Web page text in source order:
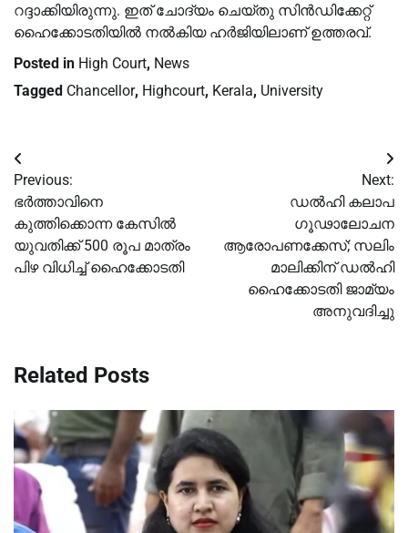
റദ്ദാക്കിയിരുന്നു. ഇത് ചോദ്യം ചെയ്തു സിൻഡിക്കേറ്റ്
ഹൈക്കോടതിയിൽ നൽകിയ ഹർജിയിലാണ് ഉത്തരവ്.
Posted in High Court, News
Tagged Chancellor, Highcourt, Kerala, University
Post
navigation
Previous:
ഭര്‍ത്താവിനെ
കുത്തിക്കൊന്ന കേസില്‍
യുവതിക്ക് 500 രൂപ മാത്രം
പിഴ വിധിച്ച് ഹൈക്കോടതി
Next:
ഡല്‍ഹി കലാപ
ഗൂഢാലോചന
ആരോപണക്കേസ്; സലിം
മാലിക്കിന് ഡല്‍ഹി
ഹൈക്കോടതി ജാമ്യം
അനുവദിച്ചു
Related Posts